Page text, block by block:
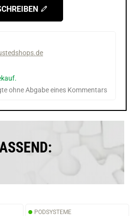
ohne Abgabe eines Kommentars
PODSYSTEME